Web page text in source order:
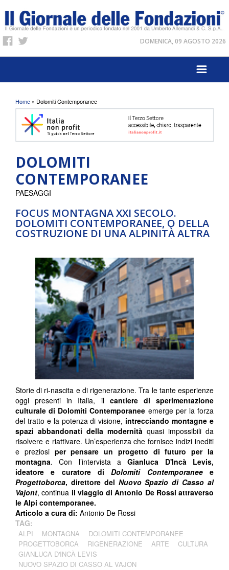
DOMENICA, 09 AGOSTO 2026
Tu sei qui
Home » Dolomiti Contemporanee
DOLOMITI
CONTEMPORANEE
FOCUS MONTAGNA XXI SECOLO.
DOLOMITI CONTEMPORANEE, O DELLA
COSTRUZIONE DI UNA ALPINITÀ ALTRA
PAESAGGI
Storie di ri-nascita e di rigenerazione. Tra le tante esperienze
oggi presenti in Italia, il cantiere di sperimentazione
culturale di Dolomiti Contemporanee emerge per la forza
del tratto e la potenza di visione, intrecciando montagne e
spazi abbandonati della modernità quasi impossibili da
risolvere e riattivare. Un’esperienza che fornisce indizi inediti
e preziosi per pensare un progetto di futuro per la
montagna. Con l’intervista aGianluca D'Incà Levis,
ideatore e curatore diDolomiti Contemporaneee
Progettoborca, direttore del Nuovo Spazio di Casso al
Vajont, continua il viaggio di Antonio De Rossi attraverso
le Alpi contemporanee.
Articolo a cura di: Antonio De Rossi
TAG:
ALPI MONTAGNA
DOLOMITI CONTEMPORANEE
PROGETTOBORCA
RIGENERAZIONE ARTE
CULTURA
GIANLUCA D'INCÀ LEVIS
NUOVO SPAZIO DI CASSO AL VAJON